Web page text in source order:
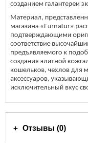
созданием галантереи
Материал,
магазина «Furnatur»
подтверждающими
соответствие
предъявляемого к
создания элитной
кошельков, чехлов для
аксессуаров,
исключительный вкус
Отзывы (0)